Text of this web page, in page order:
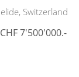
Switzerland
CHF 7'500'000.-